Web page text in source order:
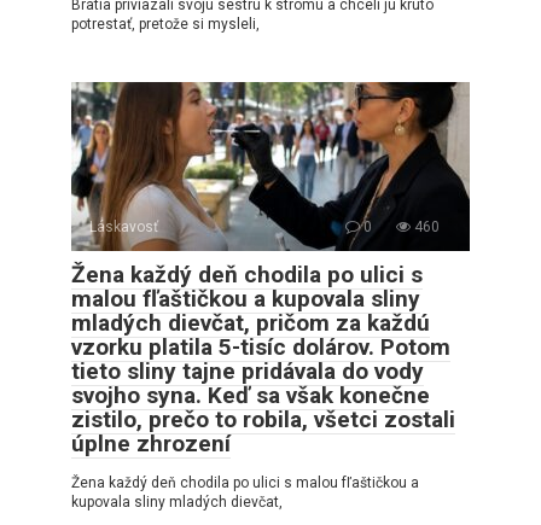
Bratia priviazali svoju sestru k stromu a chceli ju kruto
potrestať, pretože si mysleli,
Láskavosť 0 460
Žena každý deň chodila po ulici s
malou fľaštičkou a kupovala sliny
mladých dievčat, pričom za každú
vzorku platila 5-tisíc dolárov. Potom
tieto sliny tajne pridávala do vody
svojho syna. Keď sa však konečne
zistilo, prečo to robila, všetci zostali
úplne zhrození
Žena každý deň chodila po ulici s malou fľaštičkou a
kupovala sliny mladých dievčat,